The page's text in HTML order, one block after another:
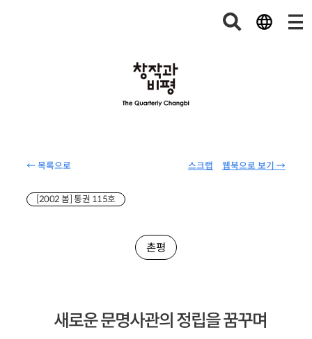
← 목록으로 웹북으로 보기 →
스크랩
[2002 봄] 통권 115호
촌평
새로운 문명사관의 정립을 꿈꾸며